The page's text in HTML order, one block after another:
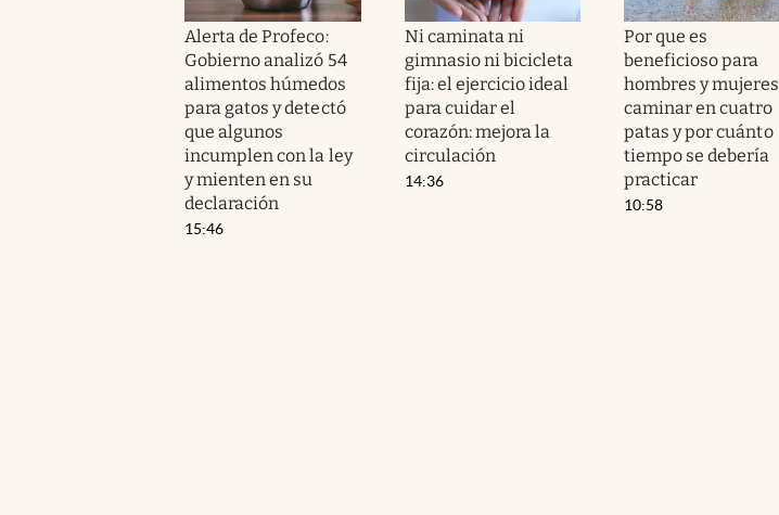
Alerta de Profeco:
Gobierno analizó 54
alimentos húmedos
para gatos y detectó
que algunos
incumplen con la ley
y mienten en su
declaración
15:46
Ni caminata ni
gimnasio ni bicicleta
fija: el ejercicio ideal
para cuidar el
corazón: mejora la
circulación
14:36
Por que es
beneficioso para
hombres y mujeres
caminar en cuatro
patas y por cuánto
tiempo se debería
practicar
10:58